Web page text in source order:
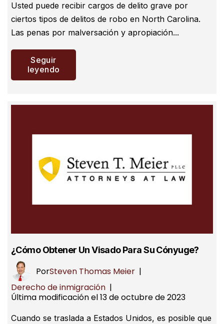
Usted puede recibir cargos de delito grave por
ciertos tipos de delitos de robo en North Carolina.
Las penas por malversación y apropiación...
Seguir
leyendo
¿Cómo Obtener Un Visado Para Su Cónyuge?
PorSteven Thomas Meier |
Derecho de inmigración |
Última modificación el 13 de octubre de 2023
Cuando se traslada a Estados Unidos, es posible que